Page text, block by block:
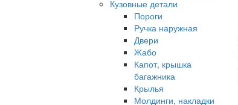
Кузовные детали
Пороги
Ручка наружная
Двери
Жабо
Капот, крышка
багажника
Крылья
Молдинги, накладки